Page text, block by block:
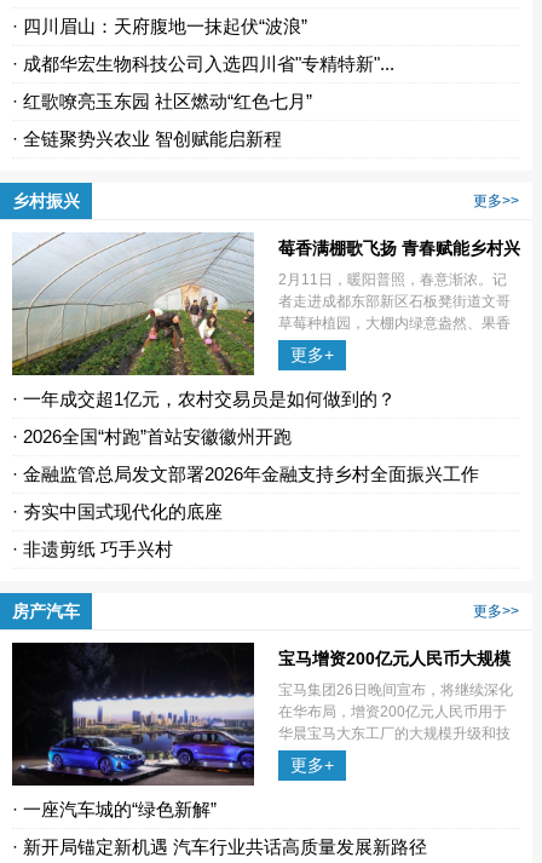
· 四川眉山：天府腹地一抹起伏“波浪”
· 成都华宏生物科技公司入选四川省"专精特新"...
· 红歌嘹亮玉东园 社区燃动“红色七月”
· 全链聚势兴农业 智创赋能启新程
乡村振兴 更多>>
莓香满棚歌飞扬 青春赋能乡村兴
2月11日，暖阳普照，春意渐浓。记
者走进成都东部新区石板凳街道文哥
草莓种植园，大棚内绿意盎然、果香
四溢，红颜、粉玉等优质草莓品种进
入盛果期，鲜红饱满的果实缀满藤
蔓，迎来最佳采摘时节。种植园负责
人王连群
更多+
· 一年成交超1亿元，农村交易员是如何做到的？
· 2026全国“村跑”首站安徽徽州开跑
· 金融监管总局发文部署2026年金融支持乡村全面振兴工作
· 夯实中国式现代化的底座
· 非遗剪纸 巧手兴村
房产汽车 更多>>
宝马增资200亿元人民币大规模
升级沈阳生产基地
宝马集团26日晚间宣布，将继续深化
在华布局，增资200亿元人民币用于
华晨宝马大东工厂的大规模升级和技
术创新。
更多+
· 一座汽车城的“绿色新解”
· 新开局锚定新机遇 汽车行业共话高质量发展新路径